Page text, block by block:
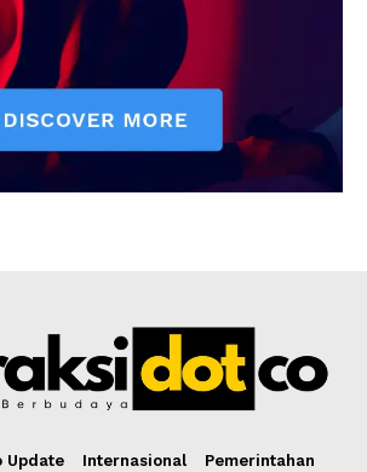
Update Internasional
Pemerintahan